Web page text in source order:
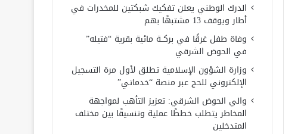
الدرك الوطني يعلن تفكيك شبكتين للمخدرات في
أطار ويوقف 13 مشتبهًا بهم
وفاة طفل غرقًا في بركــة مائية بقرية “فتيله”
في الحوض الشرقي
وزارة الشؤون الإسلامية تطلق لأول مرة التسجيل
الإلكتروني للحج عبر منصة “خدماتي”
والي الحوض الشرقي: تعزيز التأهب لمواجهة
المخاطر يتطلب خططًا عملية وتنسيقًا بين مختلف
المتدخلين